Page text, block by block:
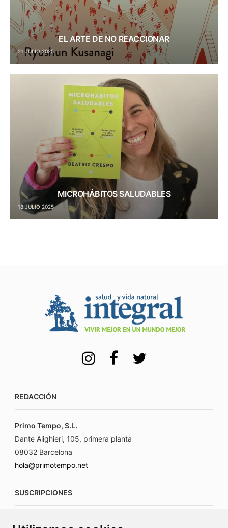
EL ARTE DE NO REACCIONAR
21 JULIO 2025
MICROHÁBITOS SALUDABLES
18 JULIO 2025
REDACCIÓN
Primo Tempo, S.L.
Dante Alighieri, 105, primera planta
08032 Barcelona
hola@primotempo.net
SUSCRIPCIONES